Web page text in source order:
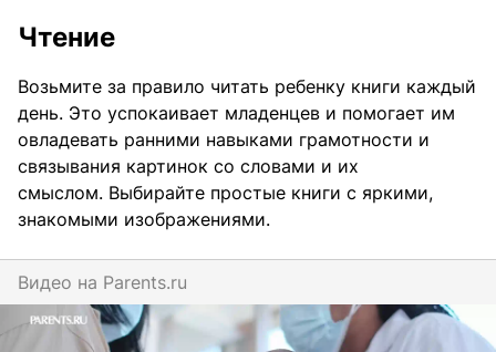
Чтение
Возьмите за правило читать ребенку книги каждый
день. Это успокаивает младенцев и помогает им
овладевать ранними навыками грамотности и
связывания картинок со словами и их
смыслом. Выбирайте простые книги с яркими,
знакомыми изображениями.
Видео на parents.ru